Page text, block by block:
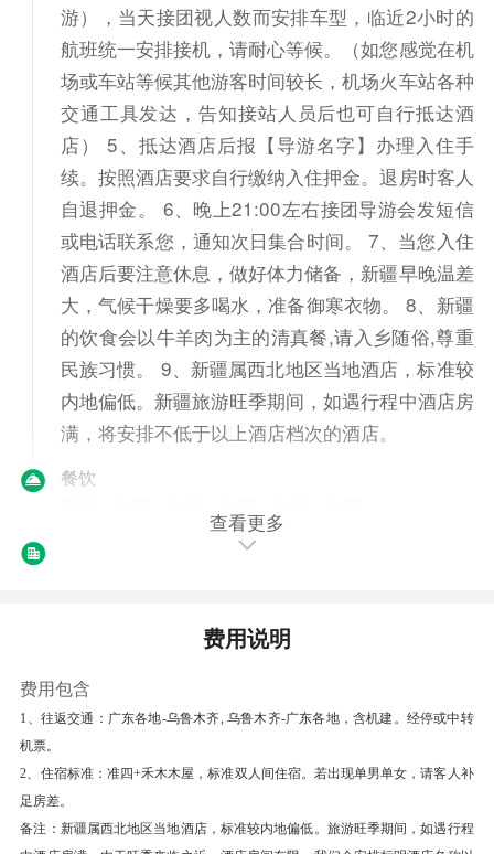
游），当天接团视人数而安排车型，临近2小时的
航班统一安排接机，请耐心等候。（如您感觉在机
场或车站等候其他游客时间较长，机场火车站各种
交通工具发达，告知接站人员后也可自行抵达酒
店） 5、抵达酒店后报【导游名字】办理入住手
续。按照酒店要求自行缴纳入住押金。退房时客人
自退押金。 6、晚上21:00左右接团导游会发短信
或电话联系您，通知次日集合时间。 7、当您入住
酒店后要注意休息，做好体力储备，新疆早晚温差
大，气候干燥要多喝水，准备御寒衣物。 8、新疆
的饮食会以牛羊肉为主的清真餐,请入乡随俗,尊重
民族习惯。 9、新疆属西北地区当地酒店，标准较
内地偏低。新疆旅游旺季期间，如遇行程中酒店房
满，将安排不低于以上酒店档次的酒店。
餐饮
乌市—吐鲁番—乌市—火车—北屯（400KM，
餐后，乘车赴素有火洲之称的吐鲁番鄯善，途经亚
洲最大的风力发电站----达坂城发电站（15分
钟），途经新疆盐业基地，被誉为死海之称的盐湖
吐鲁番后游览【火焰山】
查看更多
费用说明
费用包含
1、往返交通：广东各地-乌鲁木齐, 乌鲁木齐-广东各地，含机建。经停或中转
机票。
2、住宿标准：准四+禾木木屋，标准双人间住宿。若出现单男单女，请客人补
足房差。
备注：新疆属西北地区当地酒店，标准较内地偏低。旅游旺季期间，如遇行程